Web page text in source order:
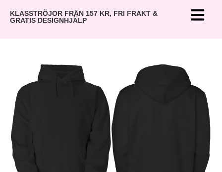
KLASSTRÖJOR FRÅN 157 KR, FRI FRAKT &
GRATIS DESIGNHJÄLP